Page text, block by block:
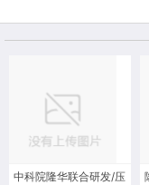
中科院隆华联合研发/压